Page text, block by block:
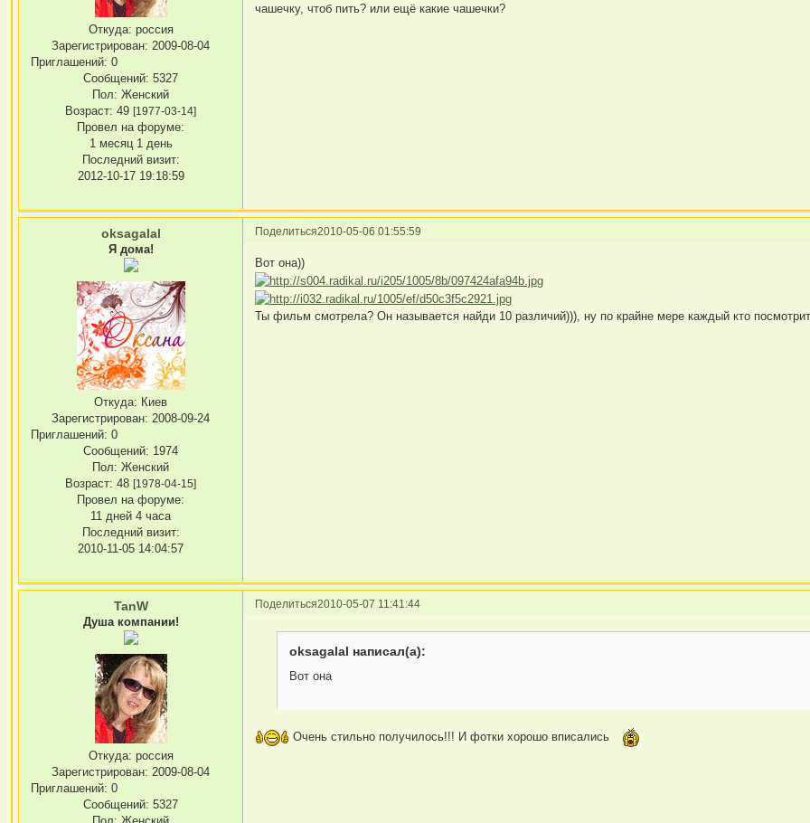
Откуда: россия
Зарегистрирован: 2009-08-04
Приглашений: 0
Сообщений: 5327
Пол: Женский
Возраст: 49[1977-03-14]
Провел на форуме:
1 месяц 1 день
Последний визит:
2012-10-17 19:18:59
чашечку, чтоб пить? или ещё какие чашечки?
Поделиться2010-05-06 01:55:59
oksagalal
Я дома!
Откуда: Киев
Зарегистрирован: 2008-09-24
Приглашений: 0
Сообщений: 1974
Пол: Женский
Возраст: 48[1978-04-15]
Провел на форуме:
11 дней 4 часа
Последний визит:
2010-11-05 14:04:57
Вот она))
Ты фильм смотрела? Он называется найди 10 различий))), ну по крайне мере каждый кто
Поделиться2010-05-07 11:41:44
TanW
Душа компании!
Откуда: россия
Зарегистрирован: 2009-08-04
Приглашений: 0
Сообщений: 5327
oksagalal написал(а):
Вот она
Очень стильно получилось!!! И фотки хорошо вписались